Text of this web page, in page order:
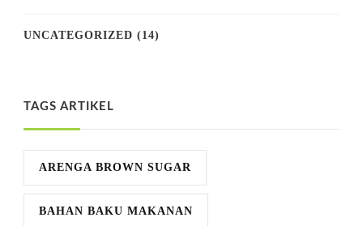
UNCATEGORIZED (14)
TAGS ARTIKEL
ARENGA BROWN SUGAR
BAHAN BAKU MAKANAN